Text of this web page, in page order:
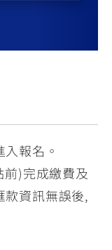
報名。
)完成繳費及
資訊無誤後,